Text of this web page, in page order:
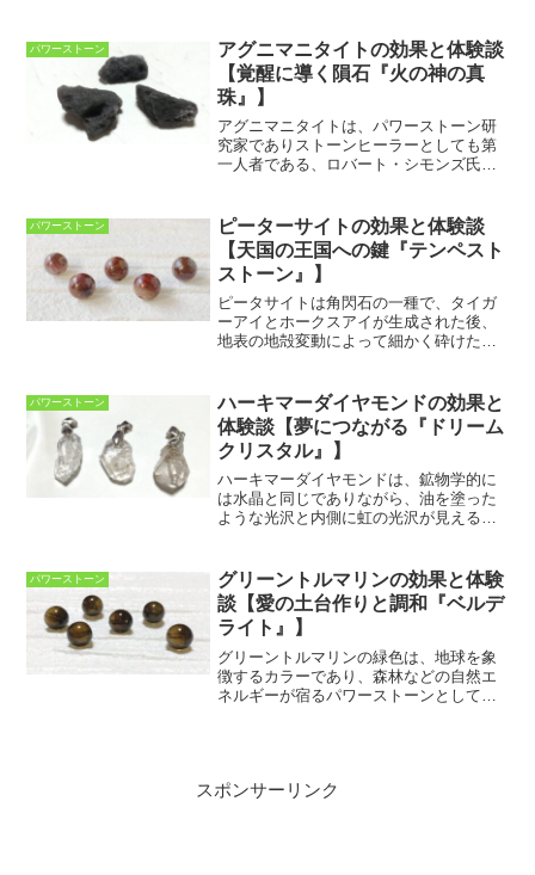
アと同じで、結晶中に取り込まれると色
むらができるのが一般的で、色...
パワーストーン
アグニマニタイトの効果と体験談
【覚醒に導く隕石『火の神の真
珠』】
アグニマニタイトは、パワーストーン研
究家でありストーンヒーラーとしても第
一人者である、ロバート・シモンズ氏が
ト（隕石由来のパワーストーン）の一種
ですが、モル...
パワーストーン
ピーターサイトの効果と体験談
【天国の王国への鍵『テンペスト
ストーン』】
ピータサイトは角閃石の一種で、タイガ
ーアイとホークスアイが生成された後、
地表の地殻変動によって細かく砕けたも
アイとホークスアイの特徴を合わせ持っ
ていますが、パワーストー...
パワーストーン
ハーキマーダイヤモンドの効果と
体験談【夢につながる『ドリーム
クリスタル』】
ハーキマーダイヤモンドは、鉱物学的に
は水晶と同じでありながら、油を塗った
ような光沢と内側に虹の光沢が見えるこ
す。今回は、ハーキマーダイヤモンドに
ついての効果と意味、体験...
パワーストーン
グリーントルマリンの効果と体験
談【愛の土台作りと調和『ベルデ
ライト』】
グリーントルマリンの緑色は、地球を象
徴するカラーであり、森林などの自然エ
ネルギーが宿るパワーストーンとして知
スポンサーリンク